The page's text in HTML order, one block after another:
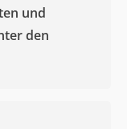
und
den